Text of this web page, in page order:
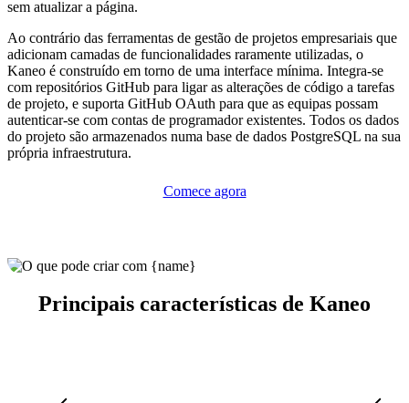
sem atualizar a página.
Ao contrário das ferramentas de gestão de projetos empresariais que
adicionam camadas de funcionalidades raramente utilizadas, o
Kaneo é construído em torno de uma interface mínima. Integra-se
com repositórios GitHub para ligar as alterações de código a tarefas
de projeto, e suporta GitHub OAuth para que as equipas possam
autenticar-se com contas de programador existentes. Todos os dados
do projeto são armazenados numa base de dados PostgreSQL na sua
própria infraestrutura.
Comece agora
Principais características de Kaneo